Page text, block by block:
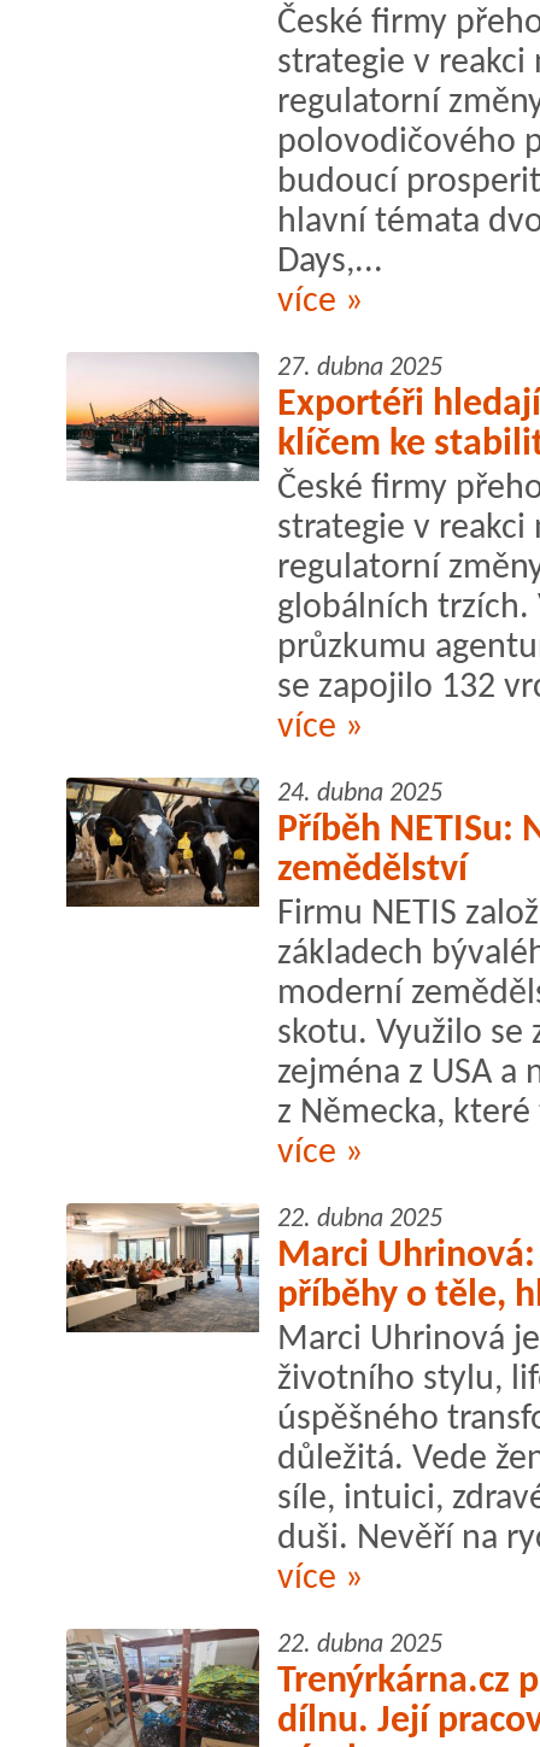
České firmy
strategie v
regulatorní
polovodičového
budoucí
hlavní témata
Days,...
více »
27. dubna 2025
Exportéři
klíčem ke
České firmy
strategie v
regulatorní
globálních trzích.
průzkumu
se zapojilo 132
více »
24. dubna 2025
Příběh NETISu:
zemědělství
Firmu NETIS
základech
moderní
skotu. Využilo se
zejména z USA a
z Německa,
více »
22. dubna 2025
Marci
příběhy o těle,
Marci Uhrinová
životního stylu,
úspěšného
důležitá. Vede
síle, intuici,
duši. Nevěří na
více »
22. dubna 2025
Trenýrkárna.cz
dílnu. Její